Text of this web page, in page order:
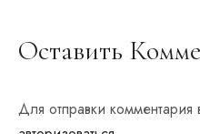
Оставить
Для отправки